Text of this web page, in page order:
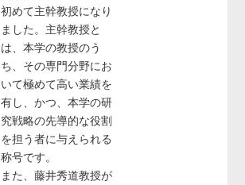
初めて主幹教授になり
ました。主幹教授と
は、本学の教授のう
ち、その専門分野にお
いて極めて高い業績を
有し、かつ、本学の研
究戦略の先導的な役割
を担う者に与えられる
称号です。
また、藤井秀道教授が